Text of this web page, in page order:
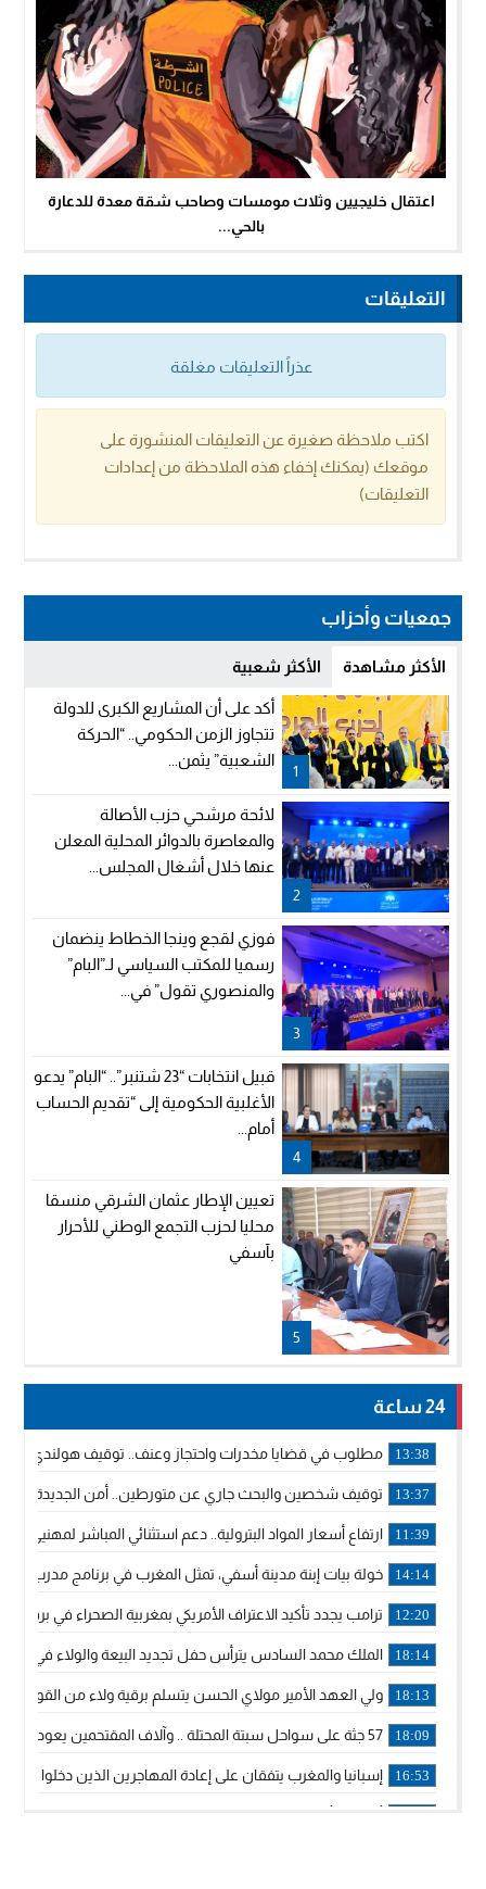
اعتقال خليجيين وثلاث مومسات وصاحب شقة معدة للدعارة
بالحي...
التعليقات
عذراً التعليقات مغلقة
اكتب ملاحظة صغيرة عن التعليقات المنشورة على
موقعك (يمكنك إخفاء هذه الملاحظة من إعدادات
التعليقات)
جمعيات وأحزاب
الأكثر مشاهدة الأكثر شعبية
1
أكد على أن المشاريع الكبرى للدولة
تتجاوز الزمن الحكومي.. “الحركة
الشعبية” يثمن...
2
لائحة مرشحي حزب الأصالة
والمعاصرة بالدوائر المحلية المعلن
عنها خلال أشغال المجلس...
3
فوزي لقجع وينجا الخطاط ينضمان
رسميا للمكتب السياسي لـ”البام”
والمنصوري تقول” في...
4
قبيل انتخابات “23 شتنبر”.. “البام” يدعو
الأغلبية الحكومية إلى “تقديم الحساب
أمام...
5
تعيين الإطار عثمان الشرقي منسقا
محليا لحزب التجمع الوطني للأحرار
بآسفي
24 ساعة
13:38 مطلوب في قضايا مخدرات واحتجاز وعنف.. توقيف هولندي
13:37 توقيف شخصين والبحث جاري عن متورطين.. أمن الجديدة يفك
11:39 ارتفاع أسعار المواد البترولية.. دعم استثنائي المباشر لمهنيي
14:14 خولة بيات إبنة مدينة أسفي، تمثل المغرب في برنامج مدرب
12:20 ترامب يجدد تأكيد الاعتراف الأمريكي بمغربية الصحراء في برقية
18:14 الملك محمد السادس يترأس حفل تجديد البيعة والولاء في
18:13 ولي العهد الأمير مولاي الحسن يتسلم برقية ولاء من القوات
18:09 57 جثة على سواحل سبتة المحتلة .. وآلاف المقتحمين يعودون إلى المغرب
16:53 إسبانيا والمغرب يتفقان على إعادة المهاجرين الذين دخلوا سبتة